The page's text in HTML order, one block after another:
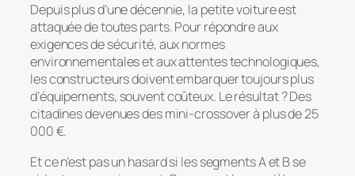
Depuis plus d’une décennie, la petite voiture est
attaquée de toutes parts. Pour répondre aux
exigences de sécurité, aux normes
environnementales et aux attentes technologiques,
les constructeurs doivent embarquer toujours plus
d’équipements, souvent coûteux. Le résultat ? Des
citadines devenues des mini-crossover à plus de 25
000 €.
Et ce n’est pas un hasard si les segments A et B se